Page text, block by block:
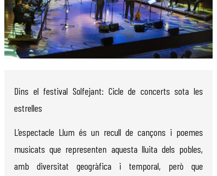
Dins el festival Solfejant: Cicle de concerts sota les
estrelles
L’espectacle Llum és un recull de cançons i poemes
musicats que representen aquesta lluita dels pobles,
amb diversitat geogràfica i temporal, però que